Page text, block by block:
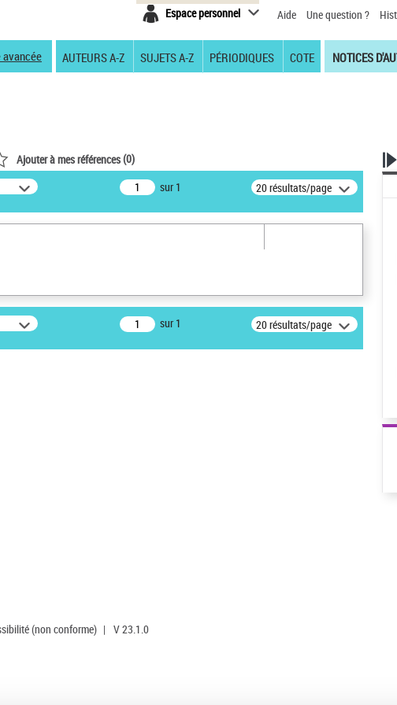
Espace personnel Aide Une question ?
avancée AUTEURS A-Z SUJETS A-Z PÉRIODIQUES COTE NOTICES
Ajouter à mes références(0)
sur 1 20 résultats/page
sur 1 20 résultats/page
(non conforme) | V 23.1.0